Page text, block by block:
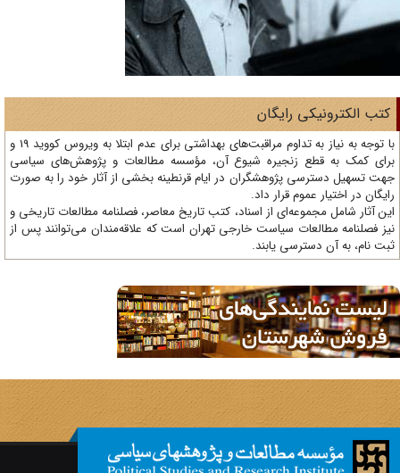
الکترونیکی رایگان
با توجه به نیاز به تداوم مراقبت‌های بهداشتی برای عدم ابتلا به ویروس کووید 19 و
کمک به قطع زنجیره شیوع آن، مؤسسه مطالعات و پژوهش‌های سیاسی
تسهیل دسترسی پژوهشگران در ایام قرنطینه بخشی از آثار خود را به صورت
در اختیار عموم قرار داد.
آثار شامل مجموعه‌ای از اسناد، کتب تاریخ معاصر، فصلنامه‌ مطالعات تاریخی و
فصلنامه مطالعات سیاست خارجی تهران است که علاقه‌مندان می‌توانند پس از
نام، به آن دسترسی یابند.